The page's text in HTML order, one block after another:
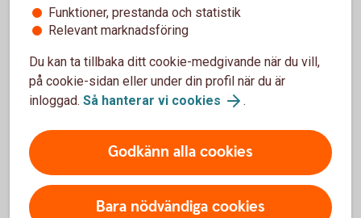
Madelén Falkenhäll
Ekonom för Finansiell hälsa
Funktioner, prestanda och statistik
Relevant marknadsföring
Du kan ta tillbaka ditt cookie-medgivande när du vill,
på cookie-sidan eller under din profil när du är
inloggad. Så hanterar vi cookies .
Godkänn alla cookies
Bara nödvändiga cookies